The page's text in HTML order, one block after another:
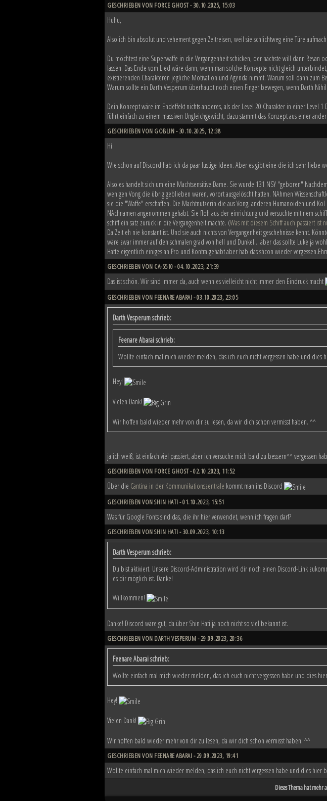
GESCHRIEBEN VON FORCE GHOST - 30.10.2025, 15:03
Huhu,
Also ich bin absolut und vehement gegen Zeitreisen, weil sie schlichtweg eine Türe
Du möchtest eine Superwaffe in die Vergangenheit schicken, der nächste will dann
lassen. Das Ende vom Lied wäre dann, wenn man solche Konzepte nicht gleich
existierenden Charakteren jegliche Motivation und Agenda nimmt. Warum soll dann zum
Warum sollte ein Darth Vesperum überhaupt noch einen Finger bewegen, wenn Darth
Dein Konzept wäre im Endeffekt nichts anderes, als der Level 20 Charakter in einer Level
führt einfach zu einem massiven Ungleichgewicht, dazu stammt das Konzept aus einer
GESCHRIEBEN VON GOBLIN - 30.10.2025, 12:38
Hi
Wie schon auf Discord hab ich da paar lustige Ideen. Aber es gibt eine die ich sehr liebe
Also es handelt sich um eine Machtsensitive Dame. Sie wurde 131 NSY "geboren"
wenigen Vong die übrig geblieben waren, vorort ausgelöscht hatten. NAhmen
sie die "Waffe" erschaffen. Die Machtnutzerin die aus Vong, anderen Humanoiden und
NAchnamen angenommen gehabt. Sie floh aus der einrichtung und versuchte mit nem
schiff ein satz zurück in die Vergangenheit machte. (Was mit diesem Schiff auch passiert ist
Da Zeit eh nie konstant ist. Und sie auch nichts von Vergangenheit geschehnisse kennt.
wäre zwar immer auf den schmalen grad von hell und Dunkel... aber das sollte Luke ja
Hatte eigentlich einiges an Pro und Kontra gehabt aber hab das shcon wieder
GESCHRIEBEN VON CA-5510 - 04.10.2023, 21:39
Das ist schön. Wir sind immer da, auch wenn es vielleicht nicht immer den Eindruck macht
GESCHRIEBEN VON FEENARE ABARAI - 03.10.2023, 23:05
Darth Vesperum schrieb:
Feenare Abarai schrieb:
Wollte einfach mal mich wieder melden, das ich euch nicht vergessen habe und dies
Hey!
Vielen Dank!
Wir hoffen bald wieder mehr von dir zu lesen, da wir dich schon vermisst haben. ^^
ja ich weiß, ist einfach viel passiert, aber ich versuche mich bald zu bessern^^ vergessen
GESCHRIEBEN VON FORCE GHOST - 02.10.2023, 11:52
Über die Cantina in der Kommunikationszentrale kommt man ins Discord
GESCHRIEBEN VON SHIN HATI - 01.10.2023, 15:51
Was für Google Fonts sind das, die ihr hier verwendet, wenn ich fragen darf?
GESCHRIEBEN VON SHIN HATI - 30.09.2023, 10:13
Darth Vesperum schrieb:
Du bist aktiviert. Unsere Discord-Administration wird dir noch einen Discord-Link
es dir möglich ist. Danke!
Willkommen!
Danke! Discord wäre gut, da über Shin Hati ja noch nicht so viel bekannt ist.
GESCHRIEBEN VON DARTH VESPERUM - 29.09.2023, 20:36
Feenare Abarai schrieb:
Wollte einfach mal mich wieder melden, das ich euch nicht vergessen habe und dies
Hey!
Vielen Dank!
Wir hoffen bald wieder mehr von dir zu lesen, da wir dich schon vermisst haben. ^^
GESCHRIEBEN VON FEENARE ABARAI - 29.09.2023, 19:41
Wollte einfach mal mich wieder melden, das ich euch nicht vergessen habe und dies hier
Dieses Thema hat mehr